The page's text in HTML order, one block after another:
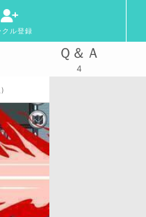
クル登録
Ｑ＆Ａ
4